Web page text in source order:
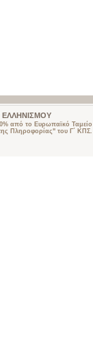
ΕΛΛΗΝΙΣΜΟΥ
από το Ευρωπαϊκό
Πληροφορίας" του Γ΄ ΚΠΣ.